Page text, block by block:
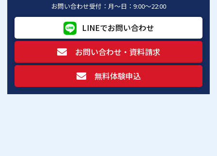
お問い合わせ受付：月～日：9:00～22:00
LINEでお問い合わせ
お問い合わせ・資料請求
無料体験申込